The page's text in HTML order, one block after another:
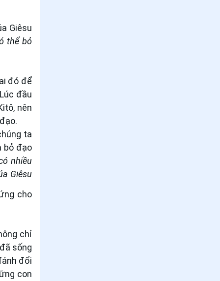
Giêsu
thể bỏ
đó để
đầu
nên
ta
bỏ đạo
nhiều
Giêsu
cho
chỉ
sống
đổi
con